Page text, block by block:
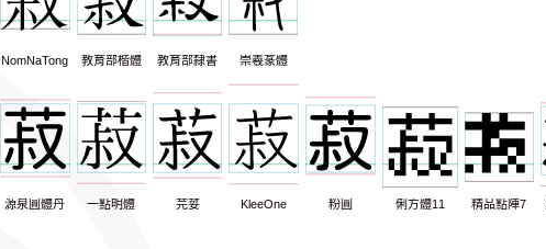
NomNaTong 教育部楷體 教育部隸書 崇羲篆體
源泉圓體丹 一點明體 芫荽 KleeOne 粉圓 俐方體11 精品點陣7